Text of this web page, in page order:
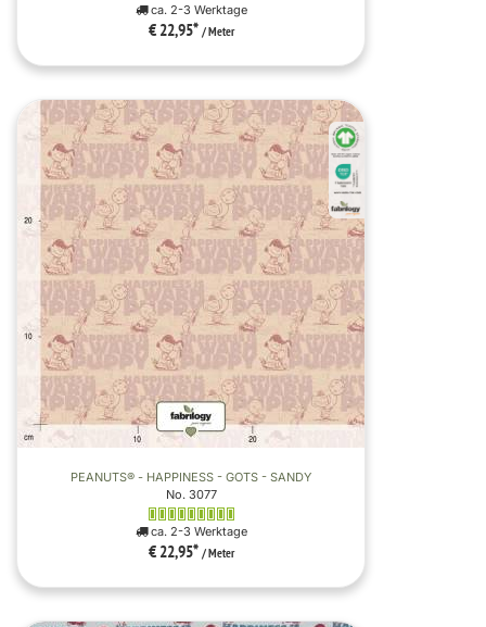
ca. 2-3 Werktage
€ 22,95* / Meter
PEANUTS® - HAPPINESS - GOTS - SANDY
No. 3077
ca. 2-3 Werktage
€ 22,95* / Meter